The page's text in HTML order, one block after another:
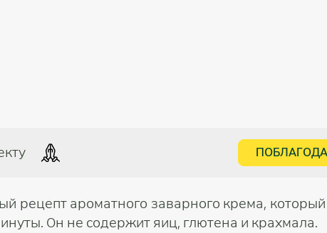
рецепт ароматного заварного крема, который
Он не содержит яиц, глютена и крахмала.